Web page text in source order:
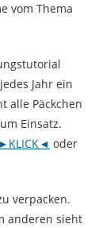
vom Thema
Jahr ein
alle Päckchen
Einsatz.
►KLICK◄ oder
verpacken.
anderen sieht